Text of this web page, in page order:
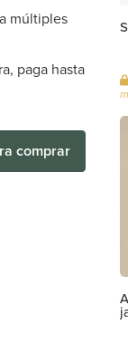
múltiples
paga hasta
comprar